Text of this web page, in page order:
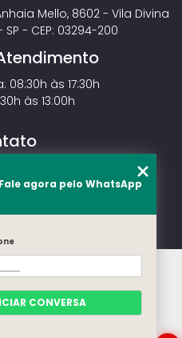
Mello, 8602 - Vila Divina
- CEP: 03294-200
08:30h às 17:30h
às 13:00h
agora pelo WhatsApp
CONVERSA